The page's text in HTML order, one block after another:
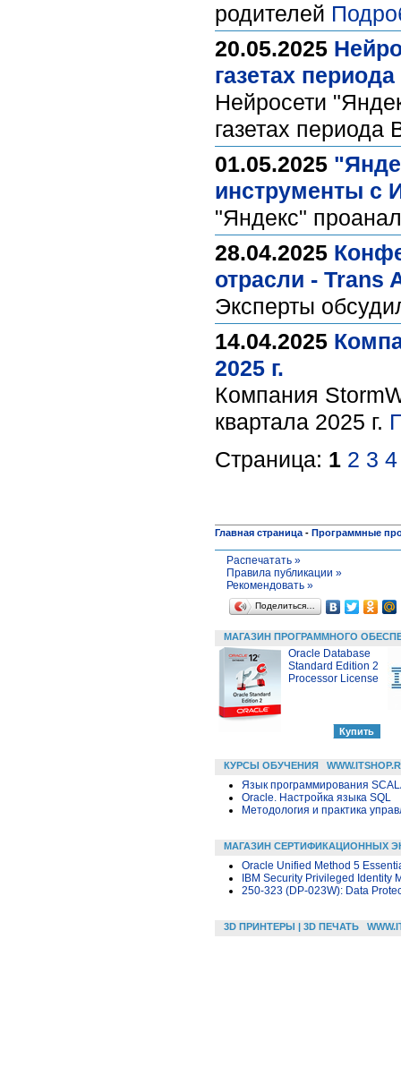
родителей
20.05.2025
газетах
Нейросети
газетах
01.05.2025
инструменты с
"Яндекс"
28.04.2025
отрасли - Trans
Эксперты
14.04.2025
2025 г.
Компания
квартала 2025 г.
Страница: 1 2 3 4
Главная страница - Программные
Распечатать »
Правила публикации »
Рекомендовать »
Поделиться…
МАГАЗИН ПРОГРАММНОГО
Oracle Database
Standard Edition 2
Processor License
КУРСЫ ОБУЧЕНИЯ
Язык программирования
Oracle. Настройка языка SQL
Методология и практика
МАГАЗИН СЕРТИФИКАЦИОННЫХ
Oracle Unified Method 5
IBM Security Privileged Identity
250-323 (DP-023W): Data
3D ПРИНТЕРЫ | 3D ПЕЧАТЬ